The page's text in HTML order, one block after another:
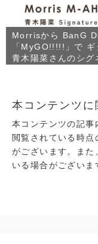
Morrisから BanG
「MyGO!!!!!」で
青木陽菜さんのシグ
本コンテンツに
本コンテンツの記事
閲覧されている時
がございます。また
いる場合がございま